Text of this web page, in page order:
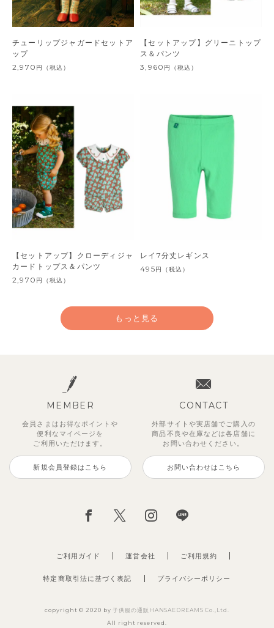
チューリップジャガードセットア
ップ
2,970 円 （税込）
【セットアップ】グリーニトップ
ス＆パンツ
3,960 円 （税込）
【セットアップ】クローディジャ
カードトップス＆パンツ
2,970 円 （税込）
レイ7分丈レギンス
495円 （税込）
1,980
（税込）
990円 （税込）
3,960
（税込）
もっと見る
MEMBER
会員さまはお得なポイントや
便利な マイページを
ご利用いただけます。
新規会員登録はこちら
CONTACT
外部サイトや実店舗でご購入の
商品不良や在庫などは各店舗に
お問い合わせください。
お問い合わせはこちら
ご利用ガイド 運営会社
特定商取引法に基づく表記 プライバシーポリシー
ご利用規約
copyright © 2020 by子供服の通販HANSAEDREAMS Co.,Ltd.
All right reserved.